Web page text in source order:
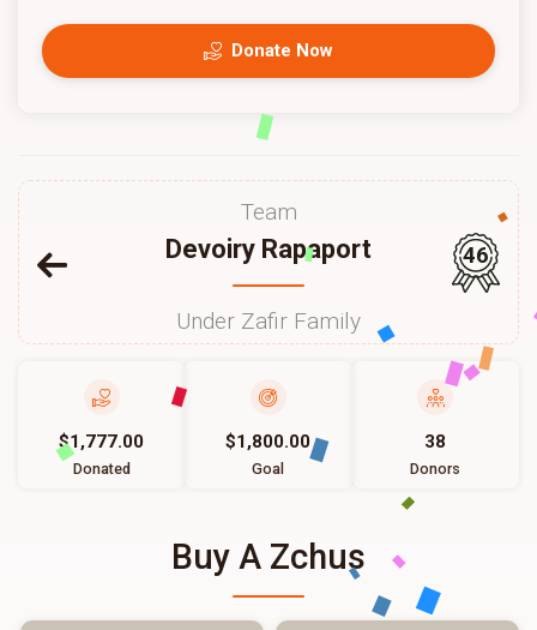
Donate Now
Team
Devoiry Rapaport
Under Zafir Family
46
$1,777.00
Donated
$1,800.00
Goal
38
Donors
Buy A Zchus